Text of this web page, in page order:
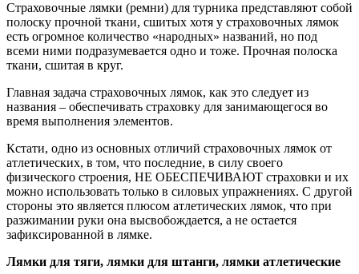
Страховочные лямки (ремни) для турника представляют собой
полоску прочной ткани, сшитых хотя у страховочных лямок
есть огромное количество «народных» названий, но под
всеми ними подразумевается одно и тоже. Прочная полоска
ткани, сшитая в круг.
Главная задача страховочных лямок, как это следует из
названия – обеспечивать страховку для занимающегося во
время выполнения элементов.
Кстати, одно из основных отличий страховочных лямок от
атлетических, в том, что последние, в силу своего
физического строения, НЕ ОБЕСПЕЧИВАЮТ страховки и их
можно использовать только в силовых упражнениях. С другой
стороны это является плюсом атлетических лямок, что при
разжимании руки она высвобождается, а не остается
зафиксированной в лямке.
Лямки для тяги, лямки для штанги, лямки атлетические